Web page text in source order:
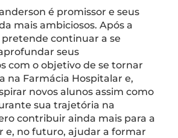
é promissor e seus
mais ambiciosos. Após a
pretende continuar a se
seus
com o objetivo de se tornar
na Farmácia Hospitalar e,
novos alunos assim como
sua trajetória na
contribuir ainda mais para a
e, no futuro, ajudar a formar